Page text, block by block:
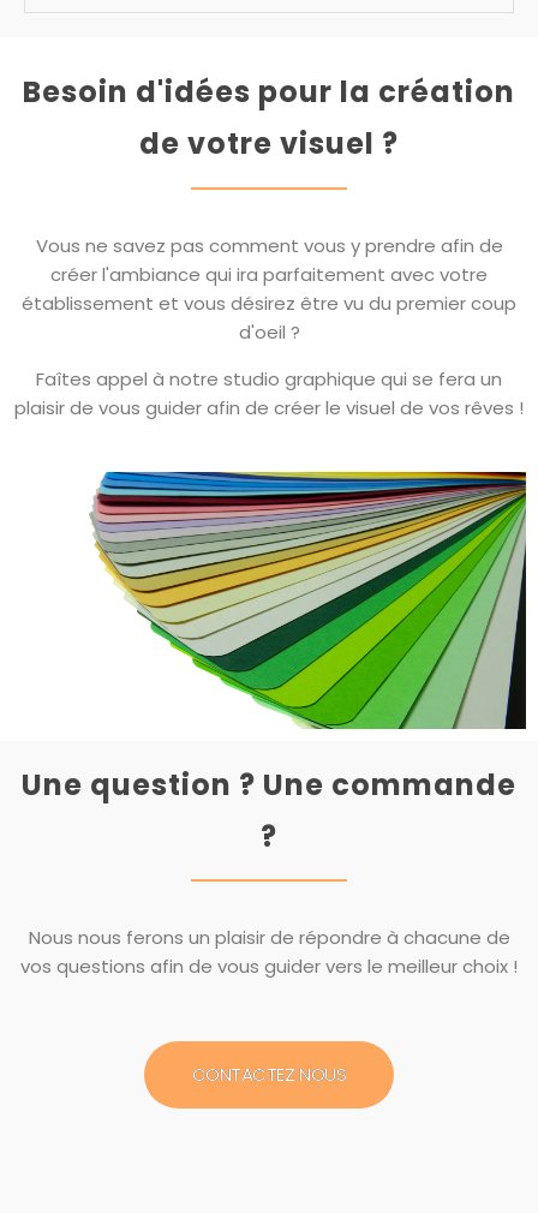
Besoin d'idées pour la création
de votre visuel ?
Vous ne savez pas comment vous y prendre afin de
créer l'ambiance qui ira parfaitement avec votre
établissement et vous désirez être vu du premier coup
d'oeil ?
Faîtes appel à notre studio graphique qui se fera un
plaisir de vous guider afin de créer le visuel de vos rêves !
Une question ? Une commande
?
Nous nous ferons un plaisir de répondre à chacune de
vos questions afin de vous guider vers le meilleur choix !
CONTACTEZ NOUS